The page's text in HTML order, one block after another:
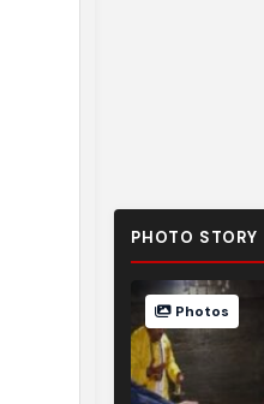
PHOTO STORY
Photos